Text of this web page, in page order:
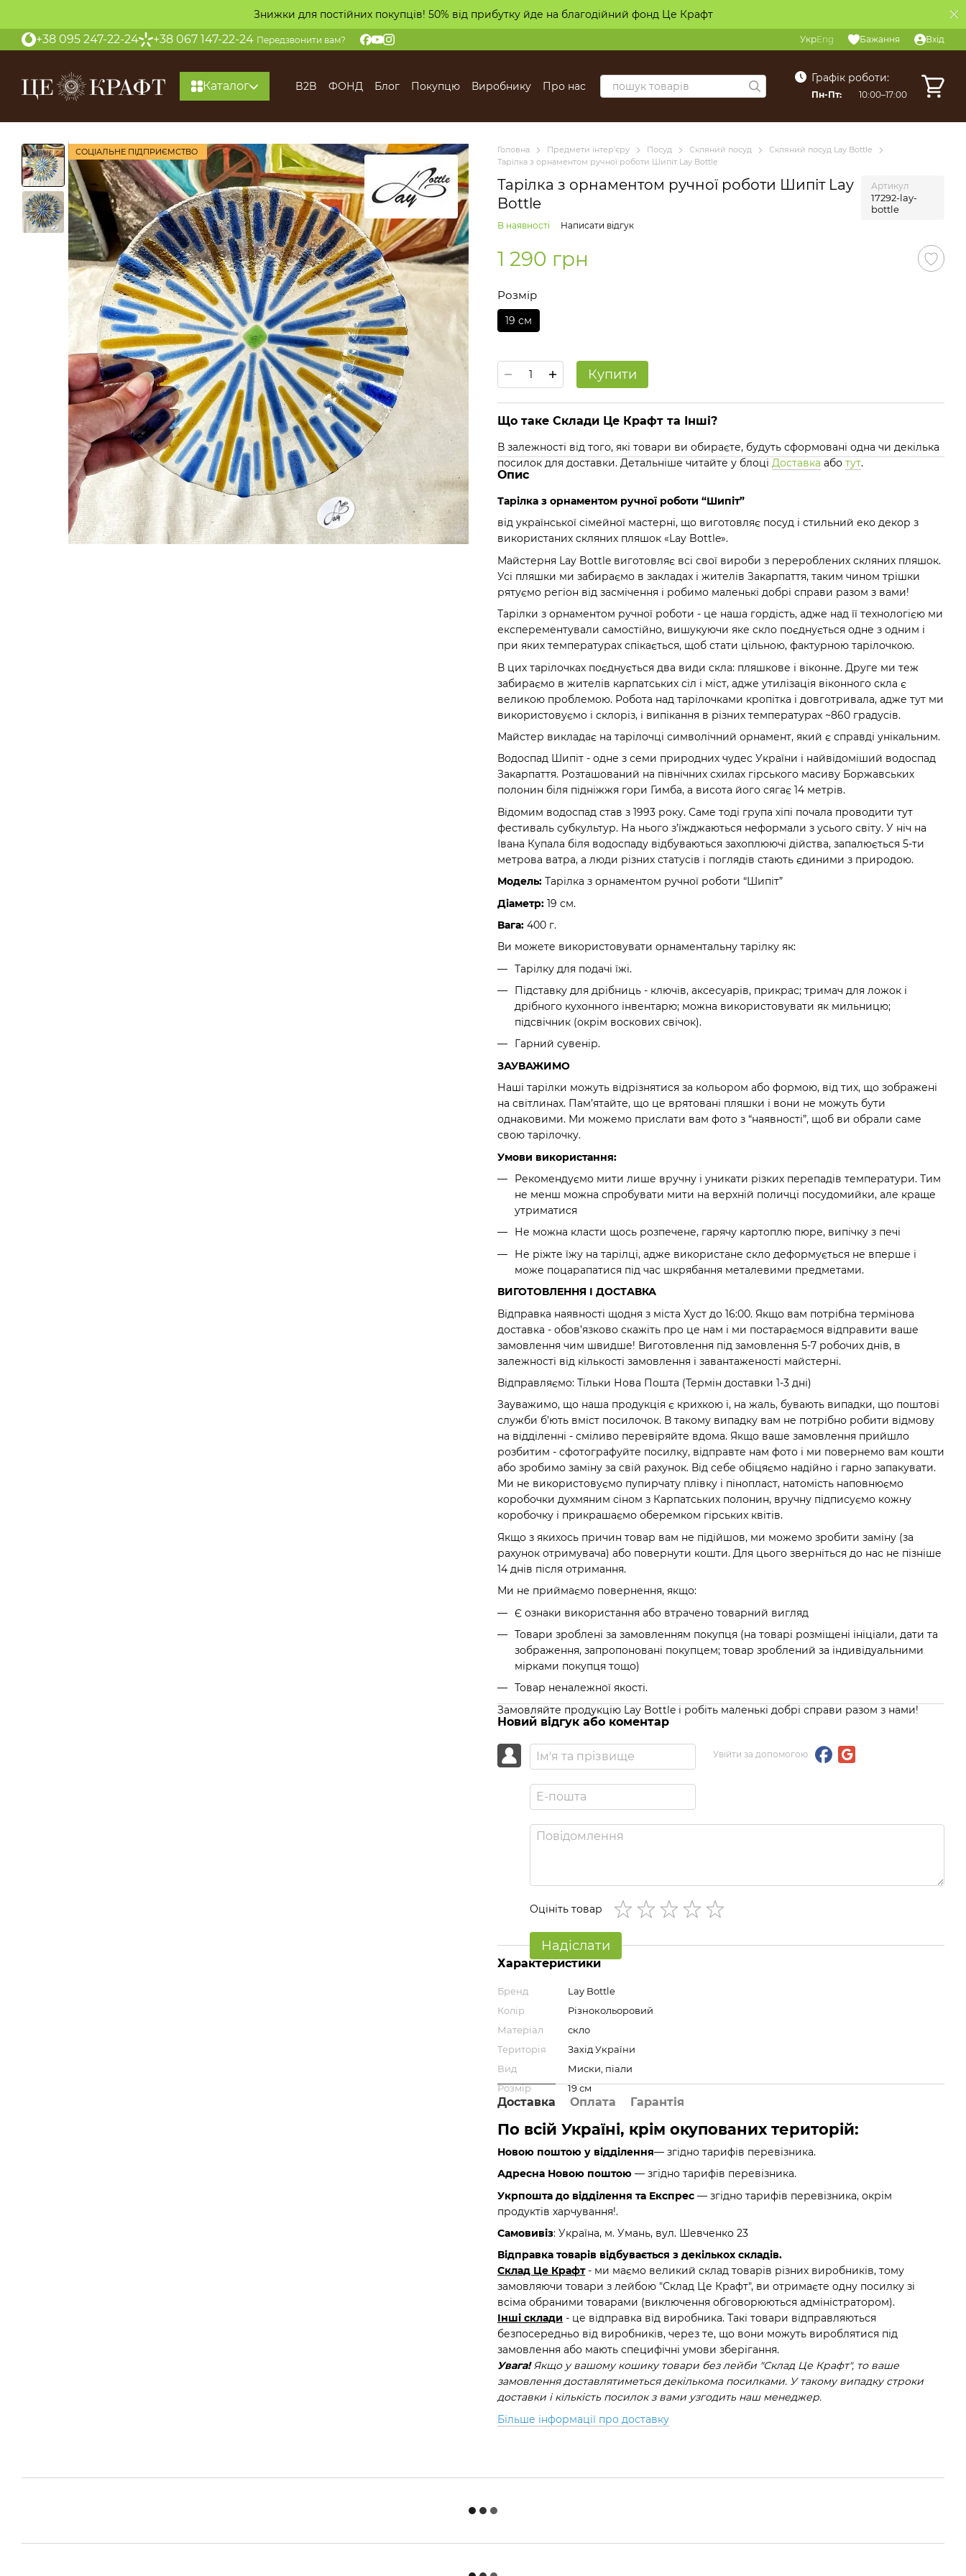
Знижки для постійних покупців! 50% від прибутку йде на благодійний фонд Це Крафт
+38 095 247-22-24 +38 067 147-22-24 Передзвонити вам? УкрEng Бажання Вхід
Каталог B2B ФОНД Блог Покупцю Виробнику Про нас
Графік роботи:
Пн-Пт: 10:00–17:00
СОЦІАЛЬНЕ ПІДПРИЄМСТВО Головна Предмети інтер'єру Посуд Скляний посуд
Скляний посуд Lay Bottle
Тарілка з орнаментом ручної роботи Шипіт Lay Bottle
Тарілка з орнаментом ручної роботи Шипіт Lay
Bottle
Артикул
17292-lay-
bottle
В наявності Написати відгук
1 290 грн
Розмір
19 см
Купити
Що таке Склади Це Крафт та Інші?
В залежності від того, які товари ви обираєте, будуть сформовані одна чи декілька
посилок для доставки. Детальніше читайте у блоці Доставка або тут.
Опис
Тарілка з орнаментом ручної роботи “Шипіт”
від української сімейної мастерні, що виготовляє посуд і стильний еко декор з
використаних скляних пляшок «Lay Bottle».
Майстерня Lay Bottle виготовляє всі свої вироби з перероблених скляних пляшок.
Усі пляшки ми забираємо в закладах і жителів Закарпаття, таким чином трішки
рятуємо регіон від засмічення і робимо маленькі добрі справи разом з вами!
Тарілки з орнаментом ручної роботи - це наша гордість, адже над її технологією ми
експерементували самостійно, вишукуючи яке скло поєднується одне з одним і
при яких температурах спікається, щоб стати цільною, фактурною тарілочкою.
В цих тарілочках поєднується два види скла: пляшкове і віконне. Друге ми теж
забираємо в жителів карпатських сіл і міст, адже утилізація віконного скла є
великою проблемою. Робота над тарілочками кропітка і довготривала, адже тут ми
використовуємо і склоріз, і випікання в різних температурах ~860 градусів.
Майстер викладає на тарілочці символічний орнамент, який є справді унікальним.
Водоспад Шипіт - одне з семи природних чудес України і найвідоміший водоспад
Закарпаття. Розташований на північних схилах гірського масиву Боржавських
полонин біля підніжжя гори Гимба, а висота його сягає 14 метрів.
Відомим водоспад став з 1993 року. Саме тоді група хіпі почала проводити тут
фестиваль субкультур. На нього з’їжджаються неформали з усього світу. У ніч на
Івана Купала біля водоспаду відбуваються захоплюючі дійства, запалюється 5-ти
метрова ватра, а люди різних статусів і поглядів стають єдиними з природою.
Модель: Тарілка з орнаментом ручної роботи “Шипіт”
Діаметр: 19 см.
Вага: 400 г.
Ви можете використовувати орнаментальну тарілку як:
Тарілку для подачі їжі.
Підставку для дрібниць - ключів, аксесуарів, прикрас; тримач для ложок і
дрібного кухонного інвентарю; можна використовувати як мильницю;
підсвічник (окрім воскових свічок).
Гарний сувенір.
ЗАУВАЖИМО
Наші тарілки можуть відрізнятися за кольором або формою, від тих, що зображені
на світлинах. Пам’ятайте, що це врятовані пляшки і вони не можуть бути
однаковими. Ми можемо прислати вам фото з “наявності”, щоб ви обрали саме
свою тарілочку.
Умови використання:
Рекомендуємо мити лише вручну і уникати різких перепадів температури. Тим
не менш можна спробувати мити на верхній поличці посудомийки, але краще
утриматися
Не можна класти щось розпечене, гарячу картоплю пюре, випічку з печі
Не ріжте їжу на тарілці, адже використане скло деформується не вперше і
може поцарапатися під час шкрябання металевими предметами.
ВИГОТОВЛЕННЯ І ДОСТАВКА
Відправка наявності щодня з міста Хуст до 16:00. Якщо вам потрібна термінова
доставка - обов’язково скажіть про це нам і ми постараємося відправити ваше
замовлення чим швидше! Виготовлення під замовлення 5-7 робочих днів, в
залежності від кількості замовлення і завантаженості майстерні.
Відправляємо: Тільки Нова Пошта (Термін доставки 1-3 дні)
Зауважимо, що наша продукція є крихкою і, на жаль, бувають випадки, що поштові
служби б’ють вміст посилочок. В такому випадку вам не потрібно робити відмову
на відділенні - сміливо перевіряйте вдома. Якщо ваше замовлення прийшло
розбитим - сфотографуйте посилку, відправте нам фото і ми повернемо вам кошти
або зробимо заміну за свій рахунок. Від себе обіцяємо надійно і гарно запакувати.
Ми не використовуємо пупирчату плівку і пінопласт, натомість наповнюємо
коробочки духмяним сіном з Карпатських полонин, вручну підписуємо кожну
коробочку і прикрашаємо оберемком гірських квітів.
Якщо з якихось причин товар вам не підійшов, ми можемо зробити заміну (за
рахунок отримувача) або повернути кошти. Для цього зверніться до нас не пізніше
14 днів після отримання.
Ми не приймаємо повернення, якщо:
Є ознаки використання або втрачено товарний вигляд
Товари зроблені за замовленням покупця (на товарі розміщені ініціали, дати та
зображення, запропоновані покупцем; товар зроблений за індивідуальними
мірками покупця тощо)
Товар неналежної якості.
Замовляйте продукцію Lay Bottle і робіть маленькі добрі справи разом з нами!
Новий відгук або коментар
Увійти за допомогою
Оцініть товар
Надіслати
Характеристики
Бренд
Lay Bottle
Колір
Різнокольоровий
Матеріал
скло
Територія
Захід України
Вид
Миски, піали
Розмір
19 см
Доставка Оплата Гарантія
По всій Україні, крім окупованих територій:
Новою поштою у відділення— згідно тарифів перевізника.
Адресна Новою поштою — згідно тарифів перевізника.
Укрпошта до відділення та Експрес — згідно тарифів перевізника, окрім
продуктів харчування!.
Самовивіз: Україна, м. Умань, вул. Шевченко 23
Відправка товарів відбувається з декількох складів.
Склад Це Крафт- ми маємо великий склад товарів різних виробників, тому
замовляючи товари з лейбою "Склад Це Крафт", ви отримаєте одну посилку зі
всіма обраними товарами (виключення обговорюються адміністратором).
Інші склади - це відправка від виробника. Такі товари відправляються
безпосередньо від виробників, через те, що вони можуть вироблятися під
замовлення або мають специфічні умови зберігання.
Увага!Якщо у вашому кошику товари без лейби "Склад Це Крафт", то ваше
замовлення доставлятиметься декількома посилками. У такому випадку строки
доставки і кількість посилок з вами узгодить наш менеджер.
Більше інформації про доставку